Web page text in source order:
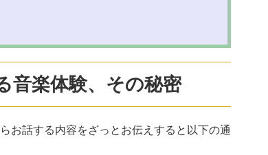
音楽体験、その秘密
お話する内容をざっとお伝えすると以下の通